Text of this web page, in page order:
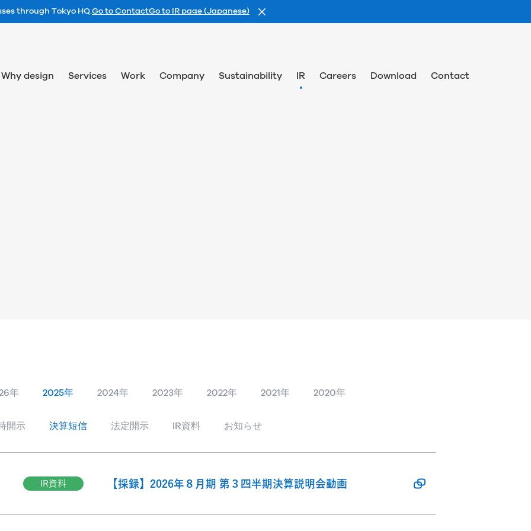
through Tokyo HQ.Go to ContactGo to IR page (Japanese)
Why design Services Work Company Sustainability IR Careers Download Contact
年 2025年 2024年 2023年 2022年 2021年 2020年
開示 決算短信 法定開示 IR資料 お知らせ
IR資料 【採録】2026年８月期 第３四半期決算説明会動画